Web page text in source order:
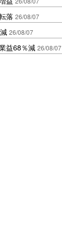
落 26/08/07
26/08/07
益68％減 26/08/07